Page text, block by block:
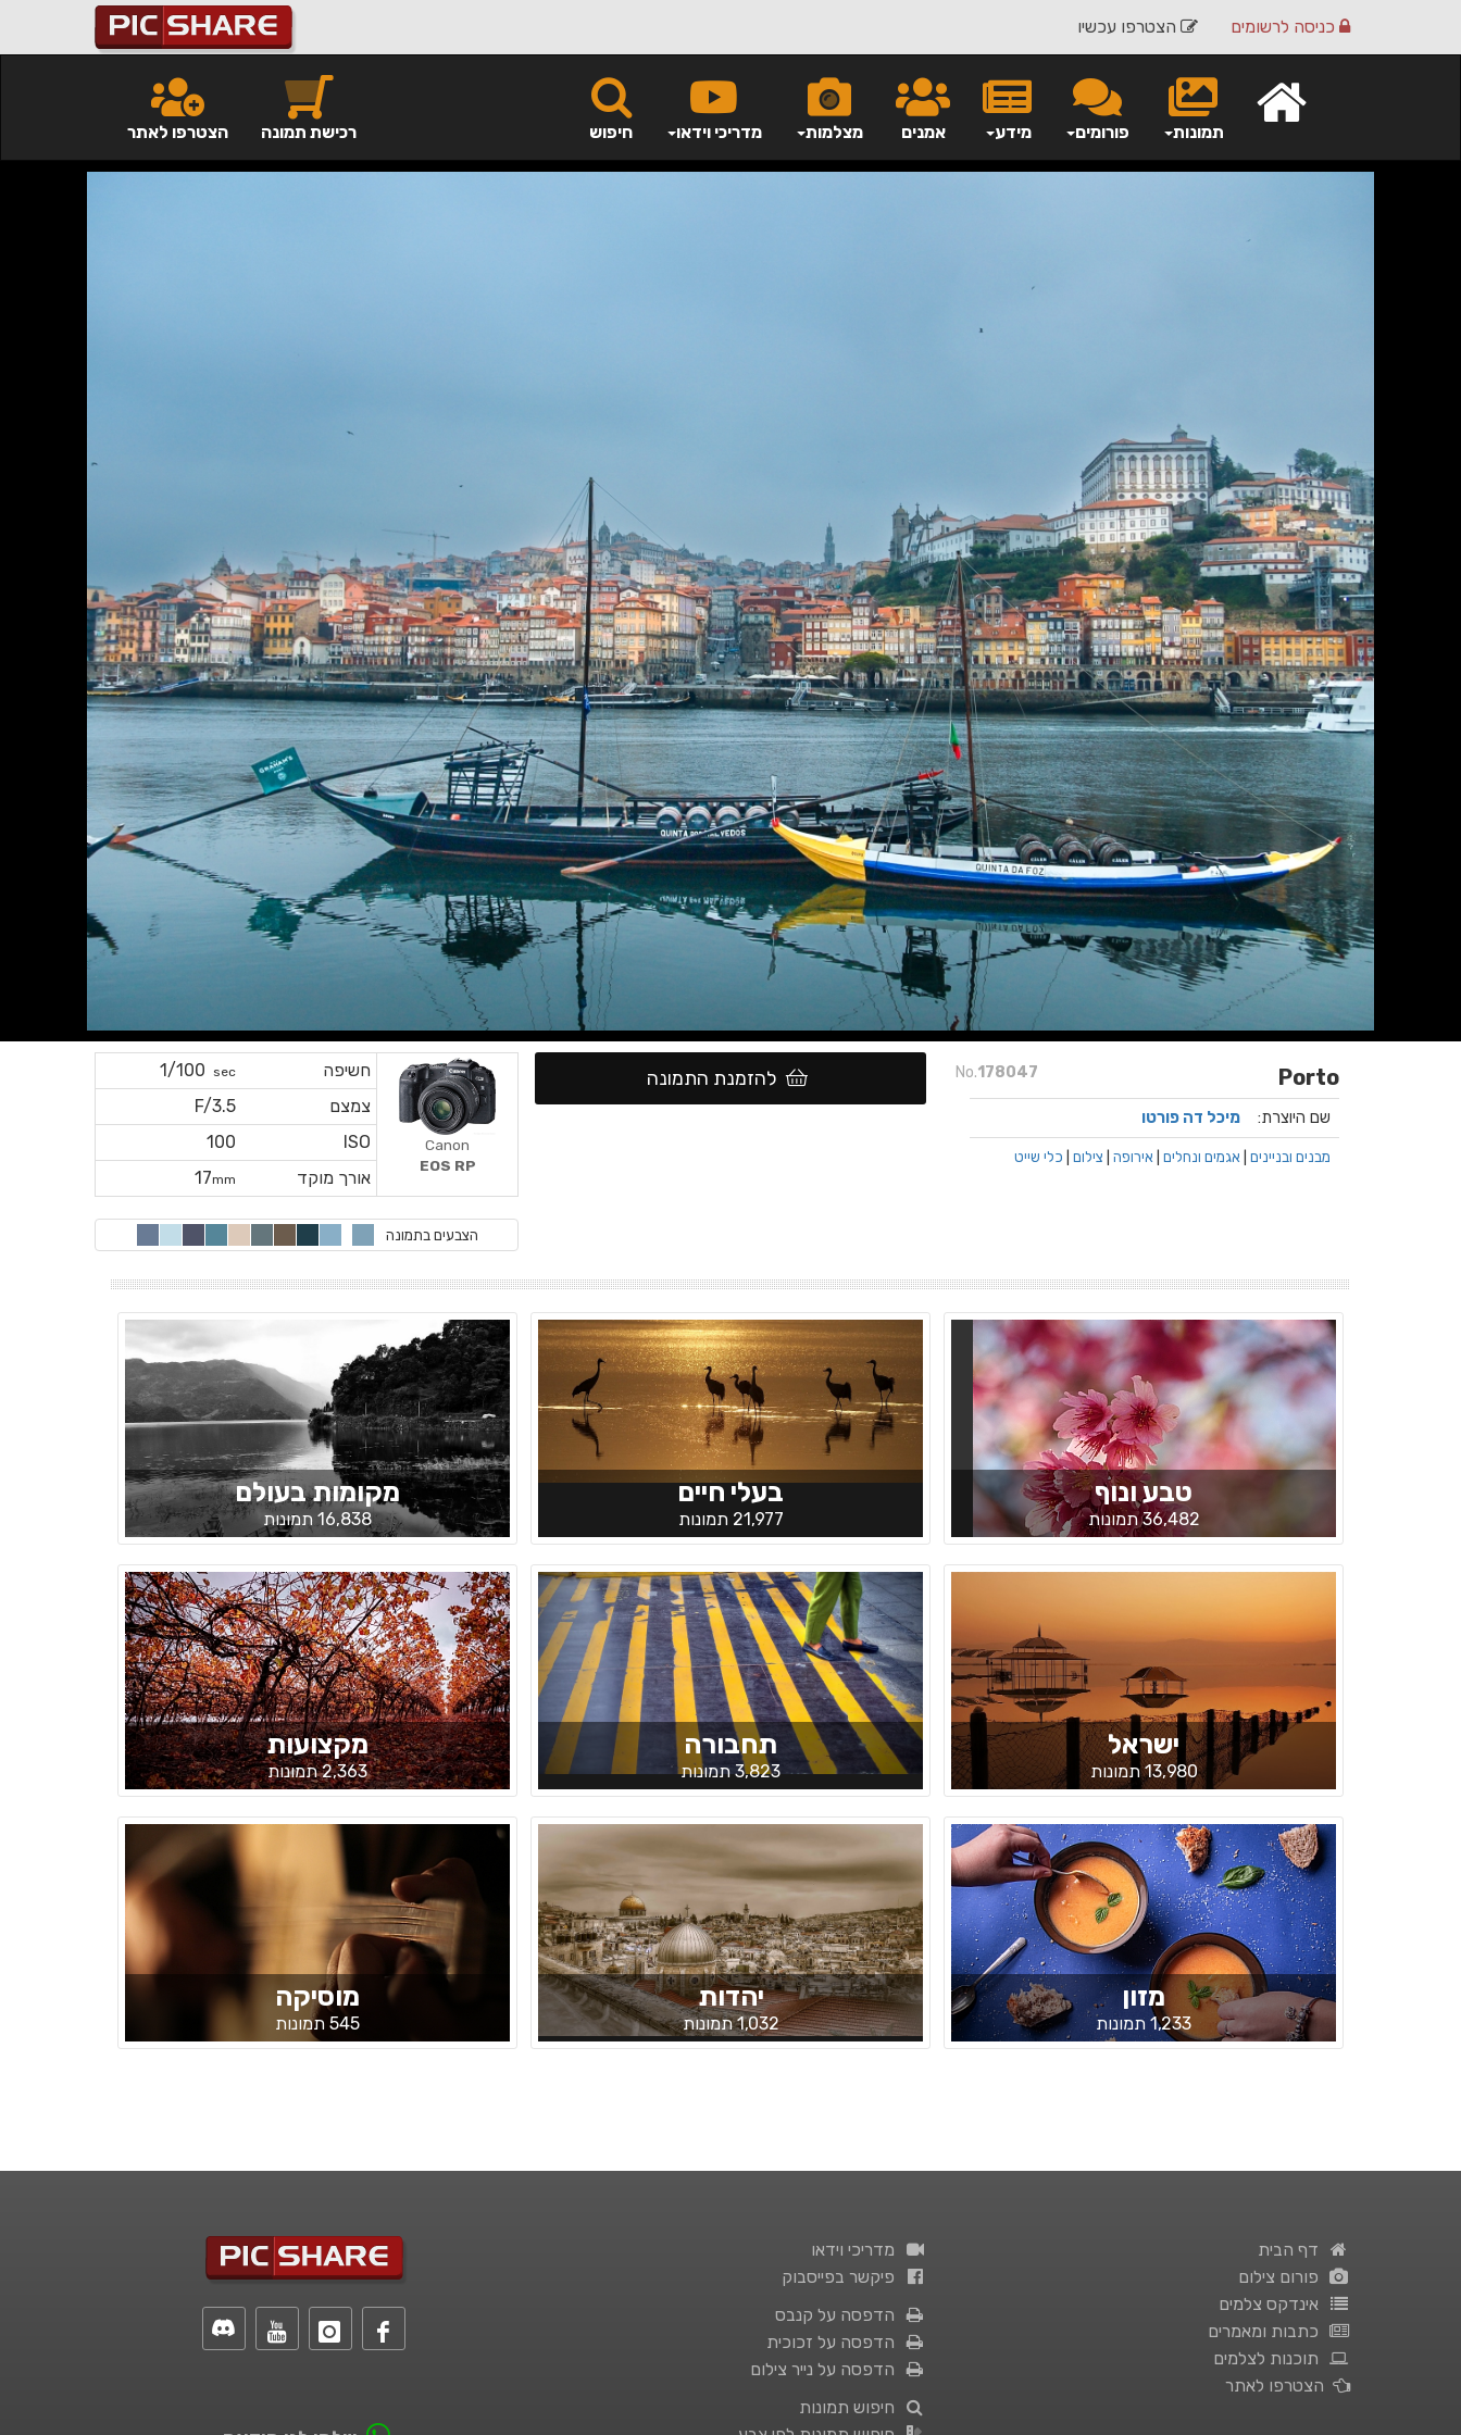
הצטרפו עכשיו כניסה לרשומים
חיפוש מדריכי וידאו מצלמות אמנים מידע פורומים תמונות הצטרפו לאתר רכישת תמונה
No.178047 Porto
שם היוצרת: מיכל דה פורטו
מבנים ובניינים אגמים ונחלים אירופה צילום כלי שייט
חשיפה sec
1/100
צמצם
F/3.5
ISO
100
אורך מוקד
17mm
Canon
EOS RP
הצבעים בתמונה
להזמנת התמונה
טבע ונוף
36,482 תמונות
בעלי חיים
21,977 תמונות
מקומות בעולם
16,838 תמונות
ישראל
13,980 תמונות
תחבורה
3,823 תמונות
מקצועות
2,363 תמונות
מזון
1,233 תמונות
יהדות
1,032 תמונות
מוסיקה
545 תמונות
מדריכי וידאו
פיקשר בפייסבוק
הדפסה על קנבס
הדפסה על זכוכית
הדפסה על נייר צילום
חיפוש תמונות
דף הבית
פורום צילום
אינדקס צלמים
כתבות ומאמרים
תוכנות לצלמים
הצטרפו לאתר